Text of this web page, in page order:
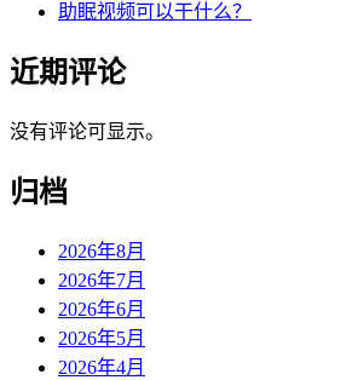
助眠视频可以干什么？
近期评论
没有评论可显示。
归档
2026年8月
2026年7月
2026年6月
2026年5月
2026年4月